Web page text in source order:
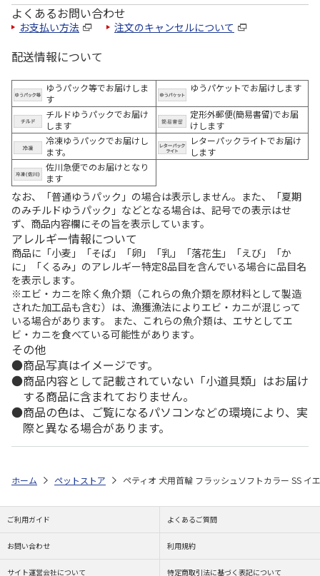
よくあるお問い合わせ
お支払い方法 注文のキャンセルについて
配送情報について
ゆうパック等でお届けしま
す
ゆうパケットでお届けします
チルドゆうパックでお届け
します
定形外郵便(簡易書留)でお届
けします
冷凍ゆうパックでお届けし
ます。
レターパックライトでお届け
します
佐川急便でのお届けとなり
ます
なお、「普通ゆうパック」の場合は表示しません。また、「夏期
のみチルドゆうパック」などとなる場合は、記号での表示はせ
ず、商品内容欄にその旨を表示しています。
アレルギー情報について
商品に「小麦」「そば」「卵」「乳」「落花生」「えび」「か
に」「くるみ」のアレルギー特定8品目を含んでいる場合に品目名
を表示します。
※エビ・カニを除く魚介類（これらの魚介類を原材料として製造
された加工品も含む）は、漁獲漁法によりエビ・カニが混じって
いる場合があります。 また、これらの魚介類は、エサとしてエ
ビ・カニを食べている可能性があります。
その他
商品写真はイメージです。
商品内容として記載されていない「小道具類」はお届け
する商品に含まれておりません。
商品の色は、ご覧になるパソコンなどの環境により、実
際と異なる場合があります。
ホーム ペットストア ペティオ 犬用首輪 フラッシュソフトカラー SS イ
ご利用ガイド よくあるご質問
お問い合わせ 利用規約
サイト運営会社について 特定商取引法に基づく表記について